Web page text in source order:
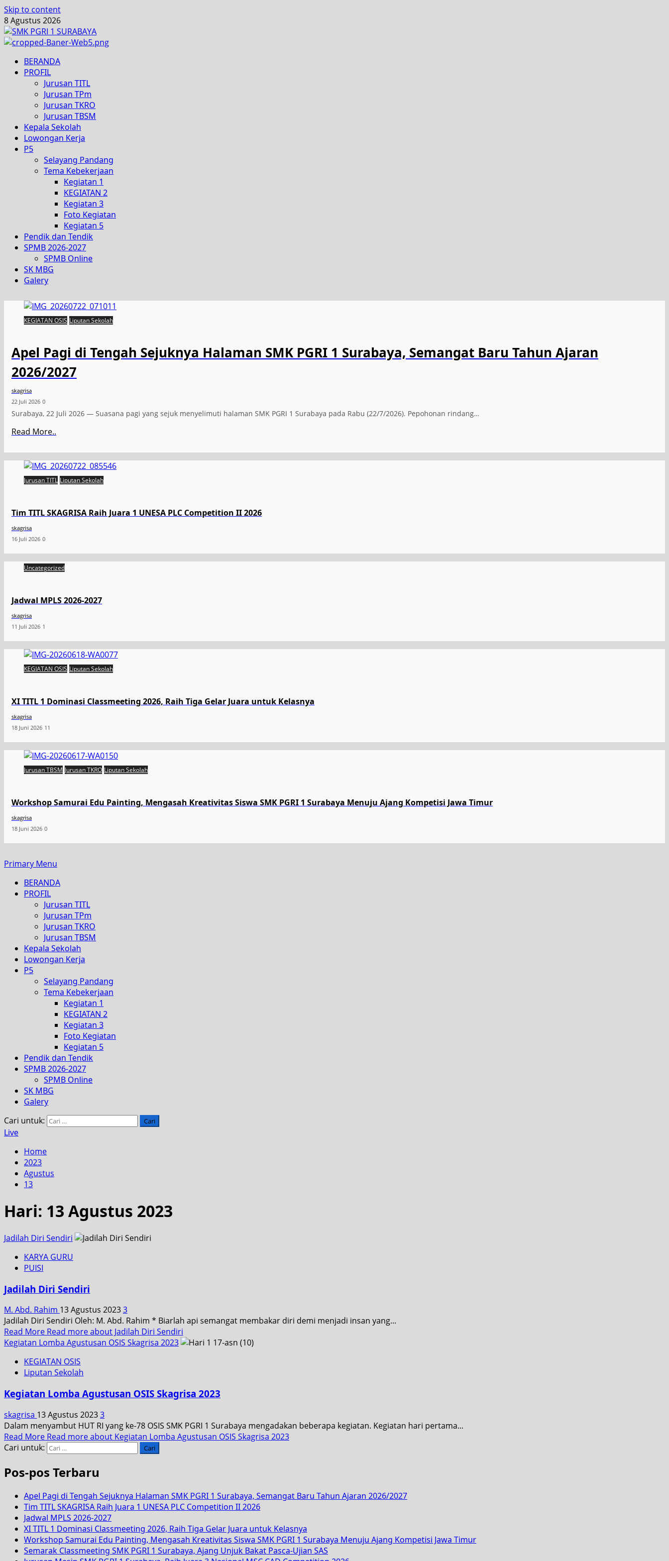
Skip to content
8 Agustus 2026
BERANDA
PROFIL
Jurusan TITL
Jurusan TPm
Jurusan TKRO
Jurusan TBSM
Kepala Sekolah
Lowongan Kerja
P5
Selayang Pandang
Tema Kebekerjaan
Kegiatan 1
KEGIATAN 2
Kegiatan 3
Foto Kegiatan
Kegiatan 5
Pendik dan Tendik
SPMB 2026-2027
SPMB Online
SK MBG
Galery
KEGIATAN OSIS Liputan Sekolah
Apel Pagi di Tengah Sejuknya Halaman SMK PGRI 1 Surabaya, Semangat Baru Tahun Ajaran
2026/2027
skagrisa
22 Juli 2026 0
Surabaya, 22 Juli 2026 — Suasana pagi yang sejuk menyelimuti halaman SMK PGRI 1 Surabaya pada Rabu (22/7/2026). Pepohonan rindang…
Read More..
Jurusan TITL Liputan Sekolah
Tim TITL SKAGRISA Raih Juara 1 UNESA PLC Competition II 2026
skagrisa
16 Juli 2026 0
Uncategorized
Jadwal MPLS 2026-2027
skagrisa
11 Juli 2026 1
KEGIATAN OSIS Liputan Sekolah
XI TITL 1 Dominasi Classmeeting 2026, Raih Tiga Gelar Juara untuk Kelasnya
skagrisa
18 Juni 2026 11
Jurusan TBSM Jurusan TKRO Liputan Sekolah
Workshop Samurai Edu Painting, Mengasah Kreativitas Siswa SMK PGRI 1 Surabaya Menuju Ajang Kompetisi Jawa Timur
skagrisa
18 Juni 2026 0
Primary Menu
BERANDA
PROFIL
Jurusan TITL
Jurusan TPm
Jurusan TKRO
Jurusan TBSM
Kepala Sekolah
Lowongan Kerja
P5
Selayang Pandang
Tema Kebekerjaan
Kegiatan 1
KEGIATAN 2
Kegiatan 3
Foto Kegiatan
Kegiatan 5
Pendik dan Tendik
SPMB 2026-2027
SPMB Online
SK MBG
Galery
Cari untuk:
Live
Home
2023
Agustus
13
Hari: 13 Agustus 2023
Jadilah Diri Sendiri
KARYA GURU
PUISI
Jadilah Diri Sendiri
M. Abd. Rahim 13 Agustus 20233
Jadilah Diri Sendiri Oleh: M. Abd. Rahim * Biarlah api semangat membakar diri demi menjadi insan yang...
Read More Read more about Jadilah Diri Sendiri
Kegiatan Lomba Agustusan OSIS Skagrisa 2023
KEGIATAN OSIS
Liputan Sekolah
Kegiatan Lomba Agustusan OSIS Skagrisa 2023
skagrisa 13 Agustus 20233
Dalam menyambut HUT RI yang ke-78 OSIS SMK PGRI 1 Surabaya mengadakan beberapa kegiatan. Kegiatan hari pertama...
Read More Read more about Kegiatan Lomba Agustusan OSIS Skagrisa 2023
Cari untuk:
Pos-pos Terbaru
Apel Pagi di Tengah Sejuknya Halaman SMK PGRI 1 Surabaya, Semangat Baru Tahun Ajaran 2026/2027
Tim TITL SKAGRISA Raih Juara 1 UNESA PLC Competition II 2026
Jadwal MPLS 2026-2027
XI TITL 1 Dominasi Classmeeting 2026, Raih Tiga Gelar Juara untuk Kelasnya
Workshop Samurai Edu Painting, Mengasah Kreativitas Siswa SMK PGRI 1 Surabaya Menuju Ajang Kompetisi Jawa Timur
Semarak Classmeeting SMK PGRI 1 Surabaya, Ajang Unjuk Bakat Pasca-Ujian SAS